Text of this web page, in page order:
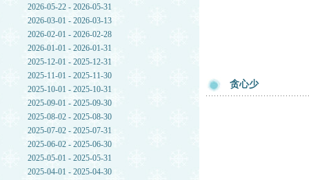
2026-05-22 - 2026-05-31
2026-03-01 - 2026-03-13
2026-02-01 - 2026-02-28
2026-01-01 - 2026-01-31
2025-12-01 - 2025-12-31
2025-11-01 - 2025-11-30
2025-10-01 - 2025-10-31
2025-09-01 - 2025-09-30
2025-08-02 - 2025-08-30
2025-07-02 - 2025-07-31
2025-06-02 - 2025-06-30
2025-05-01 - 2025-05-31
2025-04-01 - 2025-04-30
贪心少